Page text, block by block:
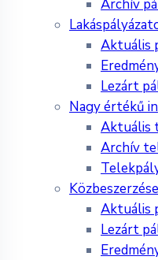
Archív
Aktuális
Lezárt
Nagy értékű
Aktuális
Archív
Aktuális
Lezárt